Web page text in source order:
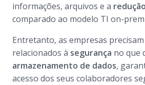
informações, arquivos e a
comparado ao modelo TI on-
Entretanto, as empresas
relacionados à segurança no que
armazenamento de dados,
acesso dos seus colaboradores